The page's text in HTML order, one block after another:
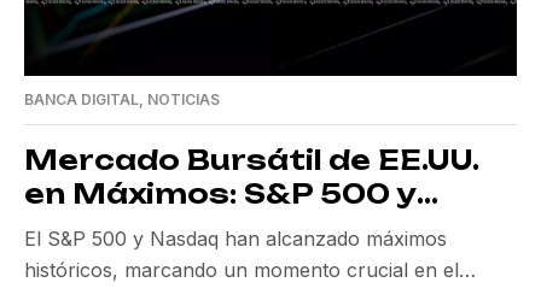
BANCA DIGITAL NOTICIAS
Mercado Bursátil de EE.UU.
en Máximos: S&P 500 y
Nasdaq Alcanzan Nuevas
Cimas
El S&P 500 y Nasdaq han alcanzado máximos
históricos, marcando un momento crucial en el